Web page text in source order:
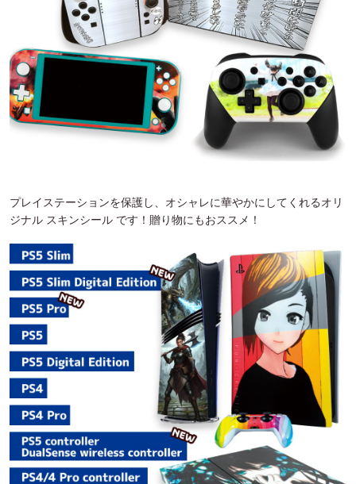
プレイステーションを保護し、オシャレに華やかにしてくれるオリ
ジナル スキンシール です！贈り物にもおススメ！